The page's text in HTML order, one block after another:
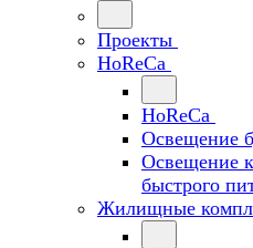
Проекты
HoReCa
HoReCa
Освещение
Освещение
быстрого
Жилищные